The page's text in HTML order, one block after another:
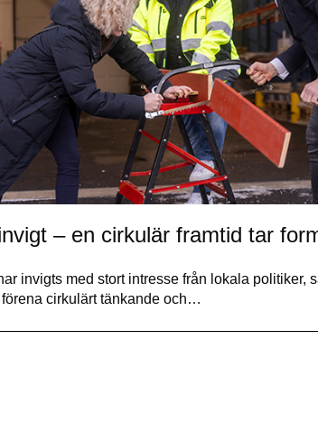
– en cirkulär framtid tar
invigts med stort intresse från lokala politiker,
cirkulärt tänkande och…